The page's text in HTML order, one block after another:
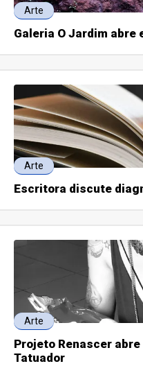
Arte
Galeria O Jardim abre
Arte
Escritora discute
Arte
Projeto Renascer
Tatuador